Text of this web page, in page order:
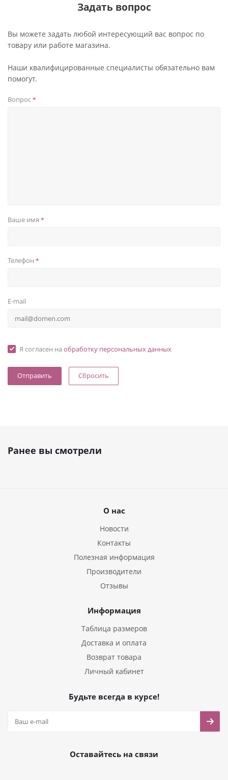
Задать вопрос
Вы можете задать любой интересующий вас вопрос по
товару или работе магазина.
Наши квалифицированные специалисты обязательно вам
помогут.
Вопрос*
Ваше имя *
Телефон *
E-mail
Я согласен на обработку персональных данных
Сбросить
Ранее вы смотрели
О нас
Новости
Контакты
Полезная информация
Производители
Отзывы
Информация
Таблица размеров
Доставка и оплата
Возврат товара
Личный кабинет
Будьте всегда в курсе!
Оставайтесь на связи